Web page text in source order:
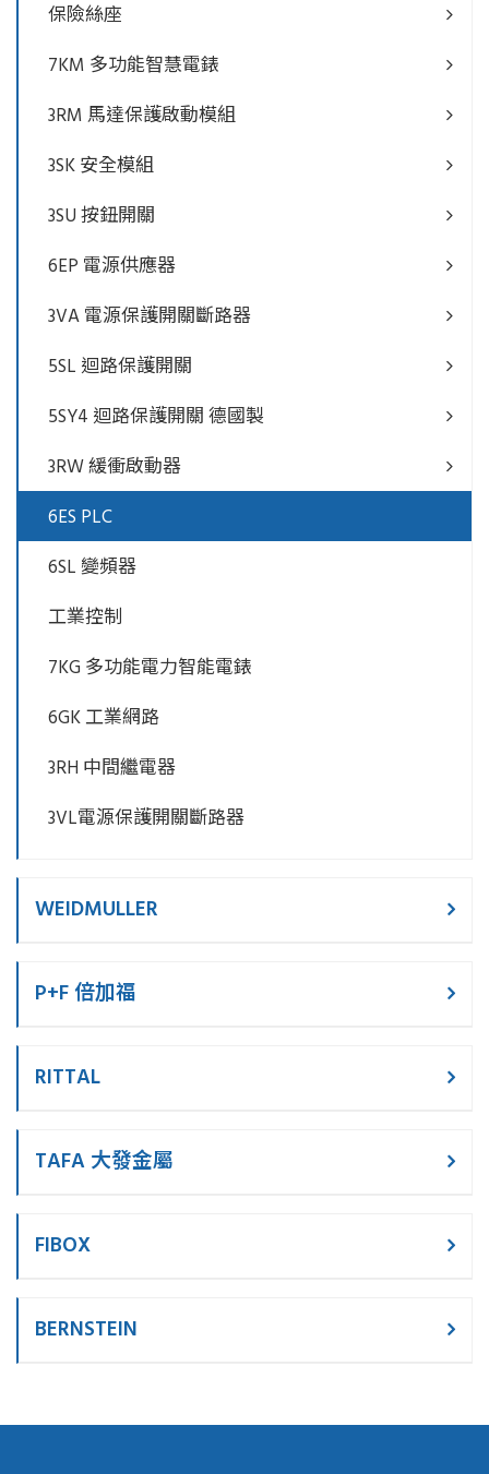
保險絲座
7KM 多功能智慧電錶
3RM 馬達保護啟動模組
3SK 安全模組
3SU 按鈕開關
6EP 電源供應器
3VA 電源保護開關斷路器
5SL 迴路保護開關
5SY4 迴路保護開關 德國製
3RW 緩衝啟動器
6ES PLC
6SL 變頻器
工業控制
7KG 多功能電力智能電錶
6GK 工業網路
3RH 中間繼電器
3VL電源保護開關斷路器
WEIDMULLER
P+F 倍加福
RITTAL
TAFA 大發金屬
FIBOX
BERNSTEIN